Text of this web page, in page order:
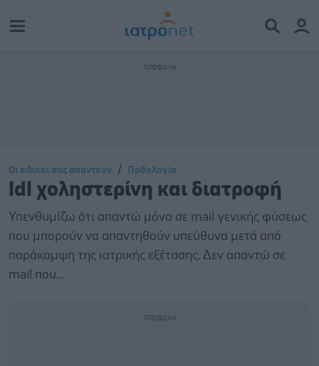
Οι ειδικοί σας απαντούν Παθολογία
ldl χοληστερίνη και διατροφή
Υπενθυμίζω ότι απαντώ μόνο σε mail γενικής φύσεως
που μπορούν να απαντηθούν υπεύθυνα μετά από
παράκαμψη της ιατρικής εξέτασης. Δεν απαντώ σε
mail που...